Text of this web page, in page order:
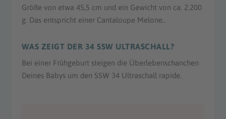
Größe von etwa 45,5 cm und ein Gewicht von ca. 2.200
g. Das entspricht einer Cantaloupe Melone..
WAS ZEIGT DER 34 SSW ULTRASCHALL?
Bei einer Frühgeburt steigen die Überlebenschanchen
Deines Babys um den SSW 34 Ultraschall rapide.